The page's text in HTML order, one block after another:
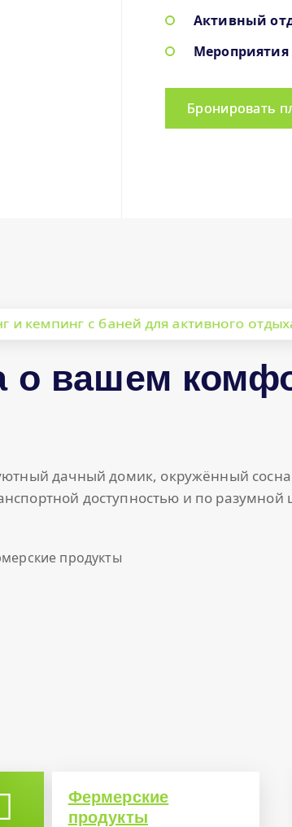
Активный
Мероприятия
Бронировать
и кемпинг с баней для активного отдыха
о вашем
дачный домик, окружённый
доступностью и по разумной
Фермерские
продукты